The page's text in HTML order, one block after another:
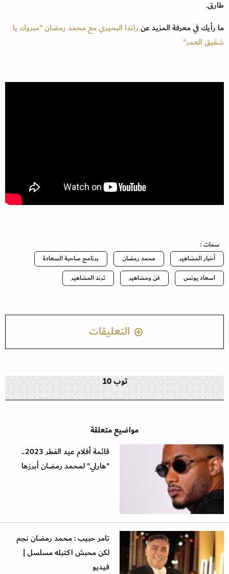
طارق.
ما رأيك في معرفة المزيد عنراندا البحيري مع محمد رمضان "مبروك يا
شقيق العمر"
سمات :
أخبار المشاهير
محمد رمضان
برنامج صاحبة السعادة
اسعاد يونس
فن ومشاهير ترند المشاهير
التعليقات
توب 10
مواضيع متعلقة
قائمة أفلام عيد الفطر 2023..
"هارلي" لمحمد رمضان أبرزها
تامر حبيب : محمد رمضان نجم
لكن محبش اكتبله مسلسل |
فيديو